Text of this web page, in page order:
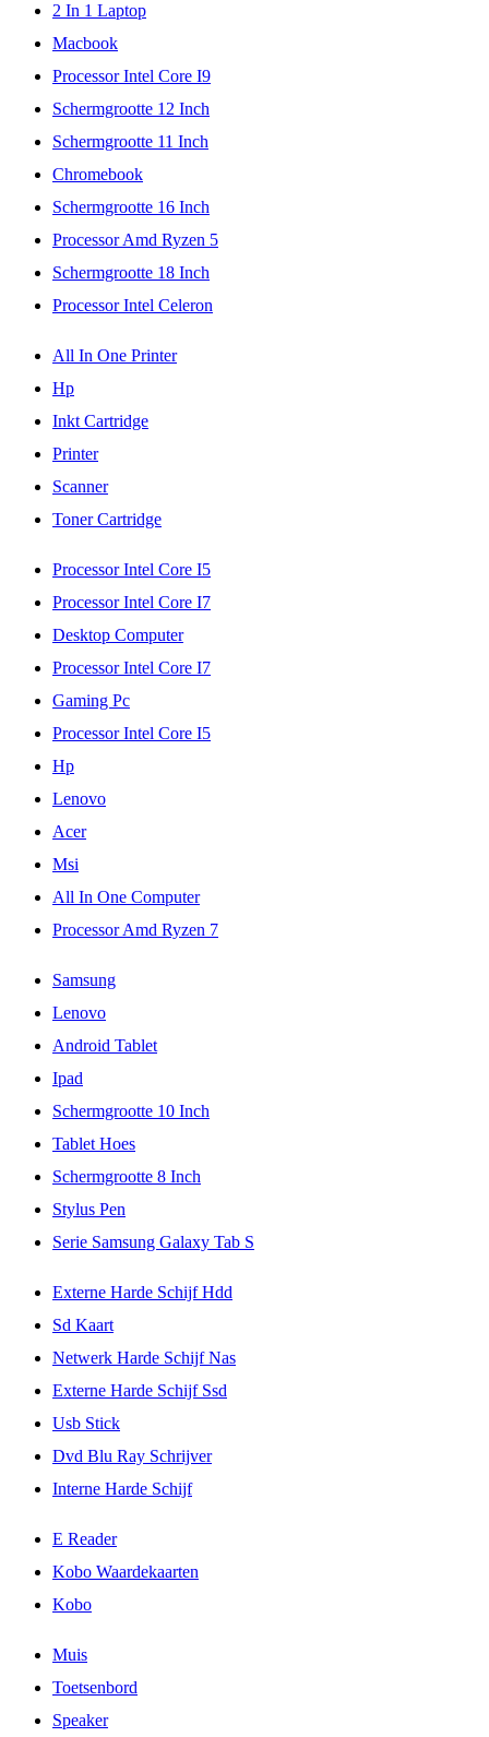
2 In 1 Laptop
Macbook
Processor Intel Core I9
Schermgrootte 12 Inch
Schermgrootte 11 Inch
Chromebook
Schermgrootte 16 Inch
Processor Amd Ryzen 5
Schermgrootte 18 Inch
Processor Intel Celeron
All In One Printer
Hp
Inkt Cartridge
Printer
Scanner
Toner Cartridge
Processor Intel Core I5
Processor Intel Core I7
Desktop Computer
Processor Intel Core I7
Gaming Pc
Processor Intel Core I5
Hp
Lenovo
Acer
Msi
All In One Computer
Processor Amd Ryzen 7
Samsung
Lenovo
Android Tablet
Ipad
Schermgrootte 10 Inch
Tablet Hoes
Schermgrootte 8 Inch
Stylus Pen
Serie Samsung Galaxy Tab S
Externe Harde Schijf Hdd
Sd Kaart
Netwerk Harde Schijf Nas
Externe Harde Schijf Ssd
Usb Stick
Dvd Blu Ray Schrijver
Interne Harde Schijf
E Reader
Kobo Waardekaarten
Kobo
Muis
Toetsenbord
Speaker